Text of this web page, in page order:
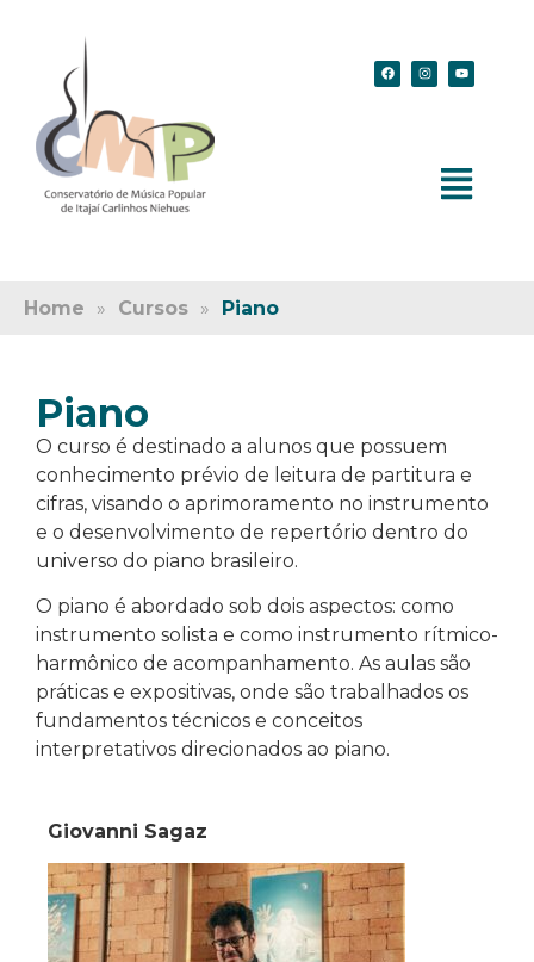
Home » Cursos » Piano
Piano
O curso é destinado a alunos que possuem
conhecimento prévio de leitura de partitura e
cifras, visando o aprimoramento no instrumento
e o desenvolvimento de repertório dentro do
universo do piano brasileiro.
O piano é abordado sob dois aspectos: como
instrumento solista e como instrumento rítmico-
harmônico de acompanhamento. As aulas são
práticas e expositivas, onde são trabalhados os
fundamentos técnicos e conceitos
interpretativos direcionados ao piano.
Giovanni Sagaz